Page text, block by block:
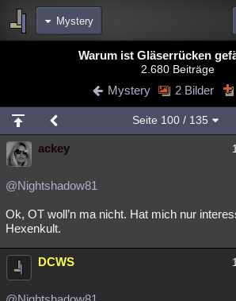
Mystery
Blogs Videos
Chat Wiki Neuigkeiten
meine Rubriken
Menschen
Spiritualität Verschwörungen
Natur Umfragen Unterhaltung
Philosophie
Astronomie Helpdesk
Warum ist Gläserrücken
2.680 Beiträge
Mystery 2 Bilder
Seite 100/ 135
ackey
@Nightshadow81
Ok, OT woll’n ma nicht. Hat mich nur
Hexenkult.
DCWS